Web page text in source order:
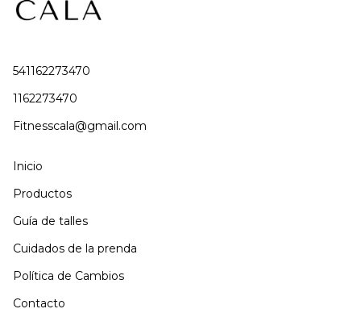
541162273470
1162273470
Fitnesscala@gmail.com
Inicio
Productos
Guía de talles
Cuidados de la prenda
Política de Cambios
Contacto